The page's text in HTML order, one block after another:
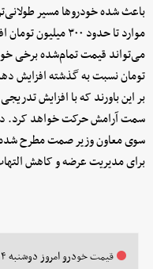
باعث شده خودروها مسیر
موارد تا حدود ۳۰۰
می‌تواند قیمت تمام‌شده برخی
تومان نسبت به گذشته افزایش
بر این باورند که با افزایش
سمت آرامش حرکت خواهد کرد. در
سوی معاون وزیر صمت مطرح شده،
برای مدیریت عرضه و کاهش
قیمت خودرو امروز دوشنبه ۱۴ اردیبهشت ۱۴۰۵